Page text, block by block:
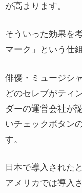
が高まります。
そういった効果を
マーク」という仕
俳優・ミュージシ
どのセレブがティ
ダーの運営会社が
いチェックボタン
す。
日本で導入された
アメリカでは導入